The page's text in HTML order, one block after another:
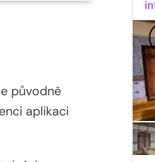
původně
aplikaci